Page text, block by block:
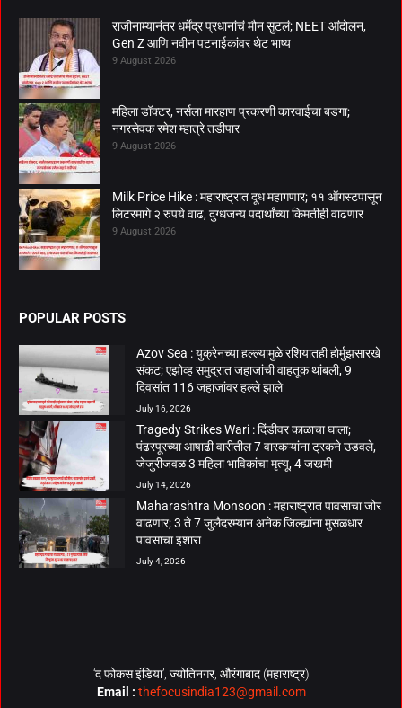
राजीनाम्यानंतर धर्मेंद्र प्रधानांचं मौन सुटलं; NEET आंदोलन,
Gen Z आणि नवीन पटनाईकांवर थेट भाष्य
9 August 2026
महिला डॉक्टर, नर्सला मारहाण प्रकरणी कारवाईचा बडगा;
नगरसेवक रमेश म्हात्रे तडीपार
9 August 2026
Milk Price Hike : महाराष्ट्रात दूध महागणार; ११ ऑगस्टपासून
लिटरमागे २ रुपये वाढ, दुग्धजन्य पदार्थांच्या किमतीही वाढणार
9 August 2026
POPULAR POSTS
Azov Sea : युक्रेनच्या हल्ल्यामुळे रशियातही होर्मुझसारखे
संकट; एझोव्ह समुद्रात जहाजांची वाहतूक थांबली, 9
दिवसांत 116 जहाजांवर हल्ले झाले
July 16, 2026
Tragedy Strikes Wari : दिंडीवर काळाचा घाला;
पंढरपूरच्या आषाढी वारीतील 7 वारकऱ्यांना ट्रकने उडवले,
जेजुरीजवळ 3 महिला भाविकांचा मृत्यू, 4 जखमी
July 14, 2026
Maharashtra Monsoon : महाराष्ट्रात पावसाचा जोर
वाढणार; 3 ते 7 जुलैदरम्यान अनेक जिल्ह्यांना मुसळधार
पावसाचा इशारा
July 4, 2026
‘द फोकस इंडिया’, ज्योतिनगर, औरंगाबाद (महाराष्ट्र)
Email : thefocusindia123@gmail.com